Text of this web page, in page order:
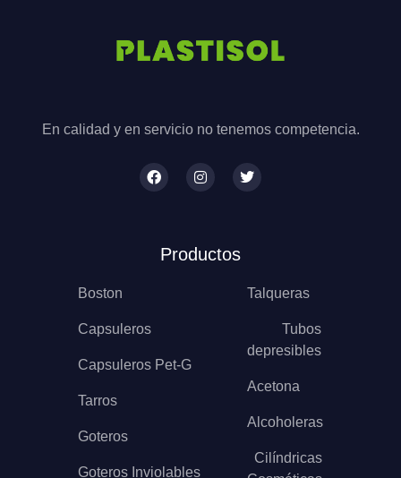
En calidad y en servicio no tenemos competencia.
Productos
Boston
Capsuleros
Capsuleros Pet-G
Tarros
Goteros
Goteros Inviolables
Talqueras
Tubos
depresibles
Acetona
Alcoholeras
Cilíndricas